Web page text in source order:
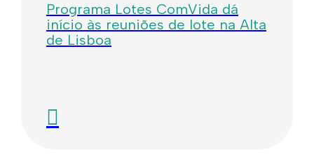
Programa Lotes ComVida dá
início às reuniões de lote na Alta
de Lisboa